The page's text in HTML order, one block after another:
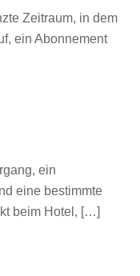
Zeitraum, in dem
ein Abonnement
ein
eine bestimmte
beim Hotel, […]